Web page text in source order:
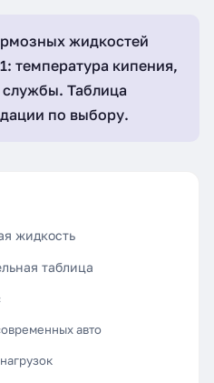
жидкостей
температура кипения,
Таблица
по выбору.
жидкость
таблица
авто